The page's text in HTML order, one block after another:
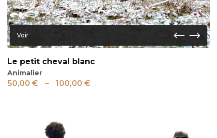
Voir
Le petit cheval blanc
Animalier
50,00 € – 100,00 €